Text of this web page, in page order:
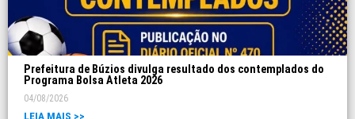
Prefeitura de Búzios divulga resultado dos contemplados do
Programa Bolsa Atleta 2026
04/08/2026
LEIA MAIS >>